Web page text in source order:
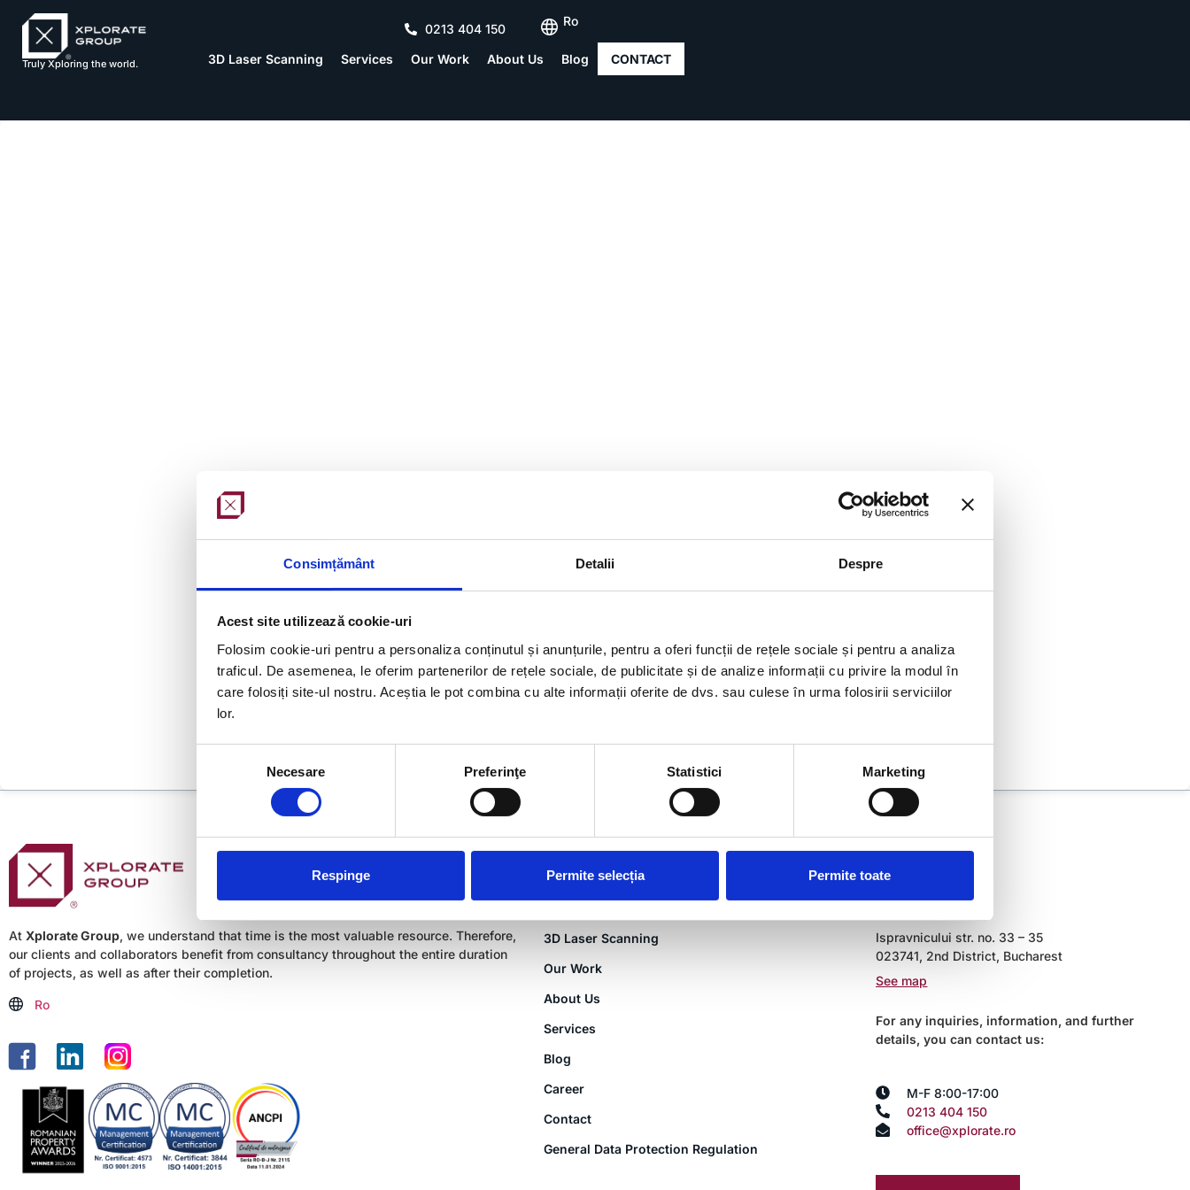
Consimțământ Detalii Despre
Acest site utilizează cookie-uri
Folosim cookie-uri pentru a personaliza conținutul și anunțurile, pentru a oferi funcții de rețele sociale și pentru a analiza
traficul. De asemenea, le oferim partenerilor de rețele sociale, de publicitate și de analize informații cu privire la modul în
care folosiți site-ul nostru. Aceștia le pot combina cu alte informații oferite de dvs. sau culese în urma folosirii serviciilor
lor.
consimțământului
Necesare Preferinţe Statistici Marketing
Respinge Permite selecția Permite toate
Truly Xploring the world.
0213 404 150
Ro
3D Laser Scanning Services Our Work About Us Blog CONTACT
At Xplorate Group, we understand that time is the most valuable resource. Therefore,
our clients and collaborators benefit from consultancy throughout the entire duration
of projects, as well as after their completion.
Ro
3D Laser Scanning
Our Work
About Us
Services
Blog
Career
Contact
General Data Protection Regulation
Ispravnicului str. no. 33 – 35
023741, 2nd District, Bucharest
See map
For any inquiries, information, and further
details, you can contact us:
M-F 8:00-17:00
0213 404 150
office@xplorate.ro